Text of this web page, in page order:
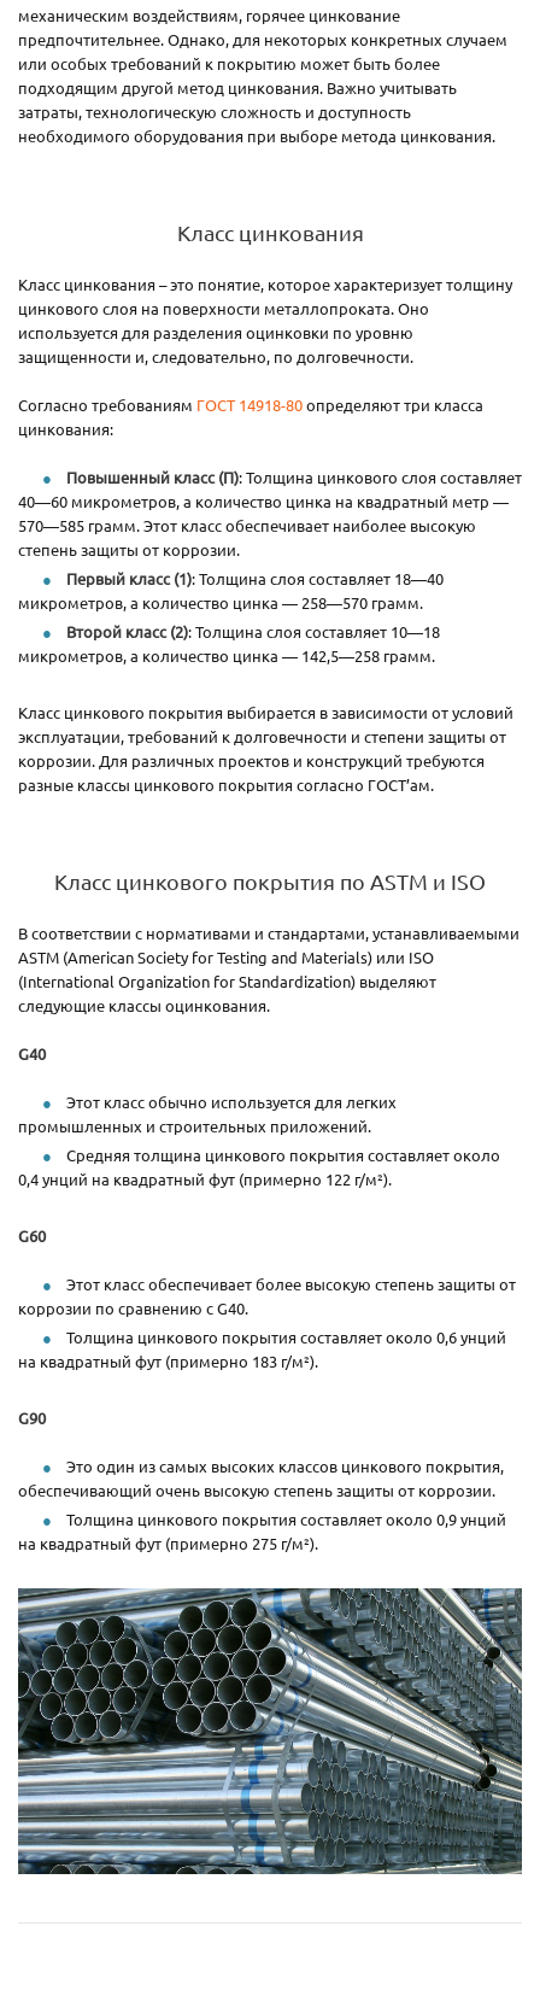
механическим воздействиям, горячее цинкование
предпочтительнее. Однако, для некоторых конкретных случаем
или особых требований к покрытию может быть более
подходящим другой метод цинкования. Важно учитывать
затраты, технологическую сложность и доступность
необходимого оборудования при выборе метода цинкования.
Класс цинкования
Класс цинкования – это понятие, которое характеризует толщину
цинкового слоя на поверхности металлопроката. Оно
используется для разделения оцинковки по уровню
защищенности и, следовательно, по долговечности.
Согласно требованиям ГОСТ 14918-80определяют три класса
цинкования:
Повышенный класс (П): Толщина цинкового слоя составляет
40—60 микрометров, а количество цинка на квадратный метр —
570—585 грамм. Этот класс обеспечивает наиболее высокую
степень защиты от коррозии.
Первый класс (1): Толщина слоя составляет 18—40
микрометров, а количество цинка — 258—570 грамм.
Второй класс (2): Толщина слоя составляет 10—18
микрометров, а количество цинка — 142,5—258 грамм.
Класс цинкового покрытия выбирается в зависимости от условий
эксплуатации, требований к долговечности и степени защиты от
коррозии. Для различных проектов и конструкций требуются
разные классы цинкового покрытия согласно ГОСТ’ам.
Класс цинкового покрытия по ASTM и ISO
В соответствии с нормативами и стандартами, устанавливаемыми
ASTM (American Society for Testing and Materials) или ISO
(International Organization for Standardization) выделяют
следующие классы оцинкования.
G40
Этот класс обычно используется для легких
промышленных и строительных приложений.
Средняя толщина цинкового покрытия составляет около
0,4 унций на квадратный фут (примерно 122 г/м²).
G60
Этот класс обеспечивает более высокую степень защиты от
коррозии по сравнению с G40.
Толщина цинкового покрытия составляет около 0,6 унций
на квадратный фут (примерно 183 г/м²).
G90
Это один из самых высоких классов цинкового покрытия,
обеспечивающий очень высокую степень защиты от коррозии.
Толщина цинкового покрытия составляет около 0,9 унций
на квадратный фут (примерно 275 г/м²).